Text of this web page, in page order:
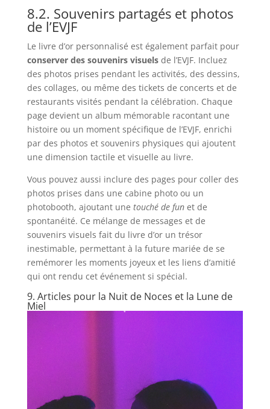
8.2. Souvenirs partagés et photos
de l’EVJF
Le livre d’or personnalisé est également parfait pour
conserver des souvenirs visuelsde l’EVJF. Incluez
des photos prises pendant les activités, des dessins,
des collages, ou même des tickets de concerts et de
restaurants visités pendant la célébration. Chaque
page devient un album mémorable racontant une
histoire ou un moment spécifique de l’EVJF, enrichi
par des photos et souvenirs physiques qui ajoutent
une dimension tactile et visuelle au livre.
Vous pouvez aussi inclure des pages pour coller des
photos prises dans une cabine photo ou un
photobooth, ajoutant une touché de funet de
spontanéité. Ce mélange de messages et de
souvenirs visuels fait du livre d’or un trésor
inestimable, permettant à la future mariée de se
remémorer les moments joyeux et les liens d’amitié
qui ont rendu cet événement si spécial.
9. Articles pour la Nuit de Noces et la Lune de
Miel